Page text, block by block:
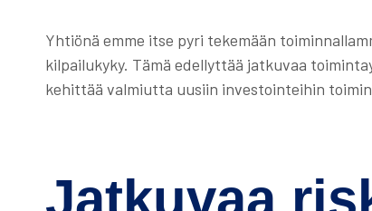
Yhtiönä emme itse pyri tekemään
kilpailukyky. Tämä edellyttää jatkuvaa
kehittää valmiutta uusiin investointeihin
Jatkuvaa